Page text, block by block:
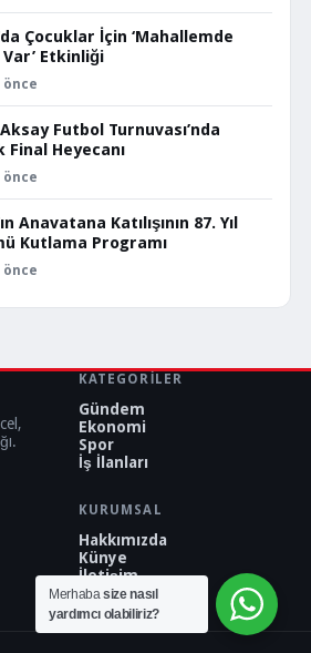
Çocuklar İçin ‘Mahallemde
Etkinliği
Futbol Turnuvası’nda
Final Heyecanı
Anavatana Katılışının 87. Yıl
Kutlama Programı
KATEGORILER
Gündem
Ekonomi
Spor
İş İlanları
KURUMSAL
Hakkımızda
Künye
İletişim
Merhabasize nasıl
yardımcı olabiliriz?